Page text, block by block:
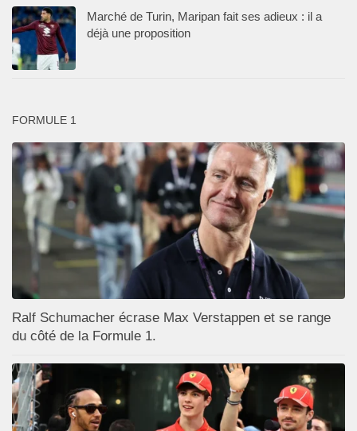
Marché de Turin, Maripan fait ses adieux : il a
déjà une proposition
FORMULE 1
Ralf Schumacher écrase Max Verstappen et se range
du côté de la Formule 1.